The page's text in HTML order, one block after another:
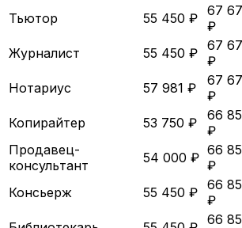
Тьютор 55 450 ₽ 67
₽
Журналист 55 450 ₽ 67
₽
Нотариус 57 981 ₽
67
₽
Копирайтер 53 750 ₽
66
₽
Продавец-
консультант
54 000 ₽ 66
₽
Консьерж 55 450 ₽ 66
₽
66